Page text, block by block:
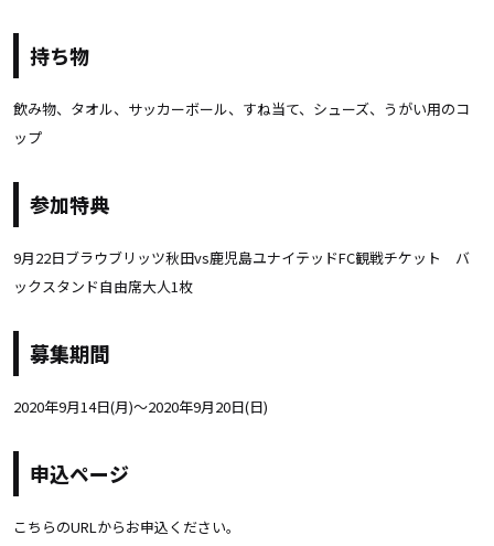
持ち物
飲み物、タオル、サッカーボール、すね当て、シューズ、うがい用のコ
ップ
参加特典
9月22日ブラウブリッツ秋田vs鹿児島ユナイテッドFC観戦チケット バ
ックスタンド自由席大人1枚
募集期間
2020年9月14日(月)～2020年9月20日(日)
申込ページ
こちらのURLからお申込ください。